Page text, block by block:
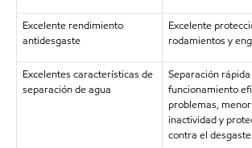
Excelente rendimiento
antidesgaste
Excelente
rodamientos y
Excelentes características de
separación de agua
Separación
funcionamiento
problemas,
inactividad y
contra el desgaste